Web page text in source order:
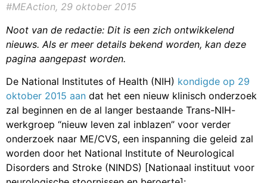
#MEAction, 29 oktober 2015
Noot van de redactie: Dit is een zich ontwikkelend
nieuws. Als er meer details bekend worden, kan deze
pagina aangepast worden.
De National Institutes of Health (NIH) kondigde op 29
oktober 2015 aan dat het een nieuw klinisch onderzoek
zal beginnen en de al langer bestaande Trans-NIH-
werkgroep “nieuw leven zal inblazen” voor verder
onderzoek naar ME/CVS, een inspanning die geleid zal
worden door het National Institute of Neurological
Disorders and Stroke (NINDS) [Nationaal instituut voor